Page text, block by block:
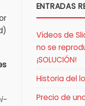
ENTRADAS
Vídeos de
no se
¡SOLUCIÓN!
Historia del
Precio de